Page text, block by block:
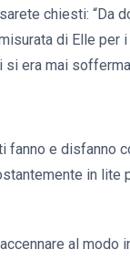
chiesti: “Da
di Elle per i
si era mai
fanno e disfanno
in lite
al modo